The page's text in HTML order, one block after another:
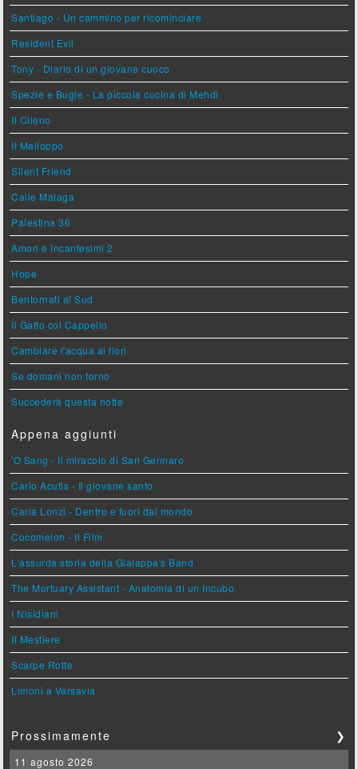
Santiago - Un cammino per ricominciare
Resident Evil
Tony - Diario di un giovane cuoco
Spezie e Bugie - La piccola cucina di Mehdi
Il Cileno
Il Malloppo
Silent Friend
Calle Malaga
Palestina 36
Amori e Incantesimi 2
Hope
Bentornati al Sud
Il Gatto col Cappello
Cambiare l'acqua ai fiori
Se domani non torno
Succederà questa notte
Appena aggiunti
'O Sang - Il miracolo di San Gennaro
Carlo Acutis - Il giovane santo
Carla Lonzi - Dentro e fuori dal mondo
Cocomelon - Il Film
L'assurda storia della Gialappa's Band
The Mortuary Assistant - Anatomia di un Incubo
I Nisidiani
Il Mestiere
Scarpe Rotte
Limoni a Varsavia
Prossimamente ❯
11 agosto 2026